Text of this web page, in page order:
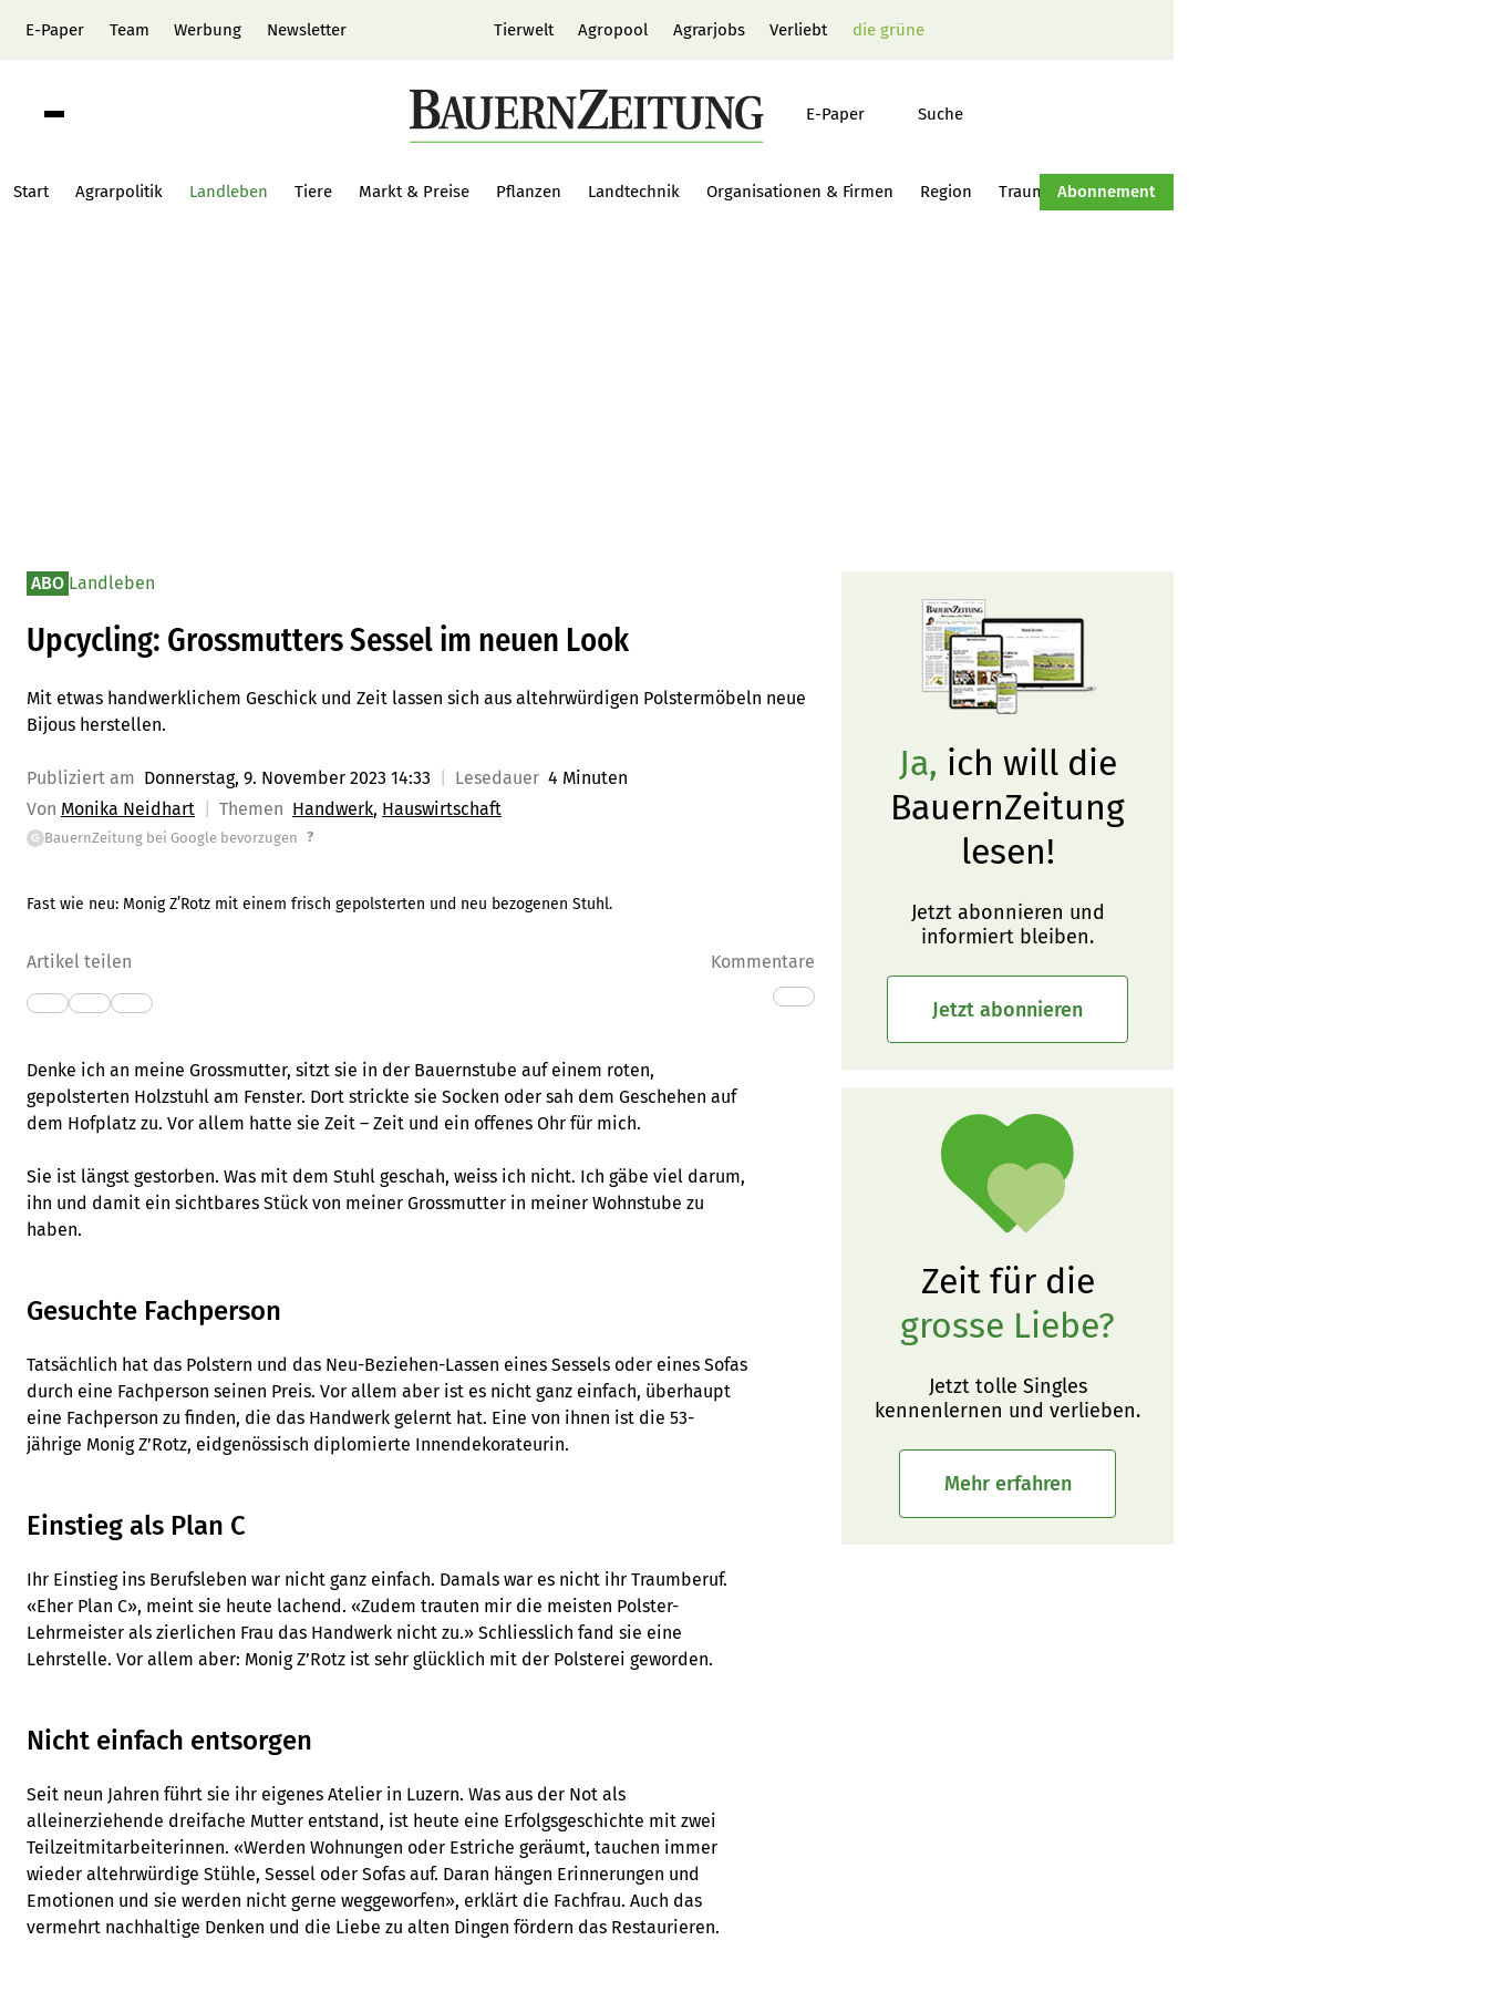
E-Paper Team Werbung Newsletter Tierwelt Agropool Agrarjobs Verliebt die grüne
E-Paper Suche
Start Agrarpolitik Landleben Tiere Markt & Preise Pflanzen Landtechnik Organisationen & Firmen Region Traumtraktor Hof-Management
Abonnement
ABO Landleben
Upcycling: Grossmutters Sessel im neuen Look
Mit etwas handwerklichem Geschick und Zeit lassen sich aus altehrwürdigen Polstermöbeln neue
Bijous herstellen.
Publiziert am Donnerstag, 9. November 2023 14:33 Lesedauer 4 Minuten
Von Monika Neidhart Themen Handwerk Hauswirtschaft
G BauernZeitung bei Google bevorzugen ?
Fast wie neu: Monig Z’Rotz mit einem frisch gepolsterten und neu bezogenen Stuhl.
Artikel teilen Kommentare
Denke ich an meine Grossmutter, sitzt sie in der Bauernstube auf einem roten,
gepolsterten Holzstuhl am Fenster. Dort strickte sie Socken oder sah dem Geschehen auf
dem Hofplatz zu. Vor allem hatte sie Zeit – Zeit und ein offenes Ohr für mich.
Sie ist längst gestorben. Was mit dem Stuhl geschah, weiss ich nicht. Ich gäbe viel darum,
ihn und damit ein sichtbares Stück von meiner Grossmutter in meiner Wohnstube zu
haben.
Gesuchte Fachperson
Tatsächlich hat das Polstern und das Neu-Beziehen-Lassen eines Sessels oder eines Sofas
durch eine Fachperson seinen Preis. Vor allem aber ist es nicht ganz einfach, überhaupt
eine Fachperson zu finden, die das Handwerk gelernt hat. Eine von ihnen ist die 53-
jährige Monig Z’Rotz, eidgenössisch diplomierte Innendekorateurin.
Einstieg als Plan C
Ihr Einstieg ins Berufsleben war nicht ganz einfach. Damals war es nicht ihr Traumberuf.
«Eher Plan C», meint sie heute lachend. «Zudem trauten mir die meisten Polster-
Lehrmeister als zierlichen Frau das Handwerk nicht zu.» Schliesslich fand sie eine
Lehrstelle. Vor allem aber: Monig Z’Rotz ist sehr glücklich mit der Polsterei geworden.
Nicht einfach entsorgen
Seit neun Jahren führt sie ihr eigenes Atelier in Luzern. Was aus der Not als
alleinerziehende dreifache Mutter entstand, ist heute eine Erfolgsgeschichte mit zwei
Teilzeitmitarbeiterinnen. «Werden Wohnungen oder Estriche geräumt, tauchen immer
wieder altehrwürdige Stühle, Sessel oder Sofas auf. Daran hängen Erinnerungen und
Emotionen und sie werden nicht gerne weggeworfen», erklärt die Fachfrau. Auch das
vermehrt nachhaltige Denken und die Liebe zu alten Dingen fördern das Restaurieren.
Ja, ich will die
BauernZeitung
lesen!
Jetzt abonnieren und
informiert bleiben.
Jetzt abonnieren
Zeit für die
grosse Liebe?
Jetzt tolle Singles
kennenlernen und verlieben.
Mehr erfahren